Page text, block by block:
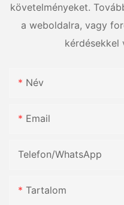
követelményeket.
a weboldalra, vagy
kérdésekkel
Név
Email
Telefon/WhatsApp
Tartalom